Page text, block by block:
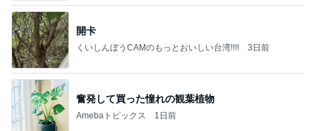
開卡
くいしんぼうCAMのもっとおいしい台湾!!!! 3日前
奮発して買った憧れの観葉植物
Amebaトピックス 1日前